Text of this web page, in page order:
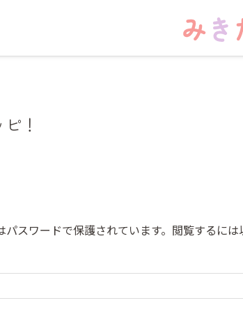
！
パスワードで保護されています。閲覧するに